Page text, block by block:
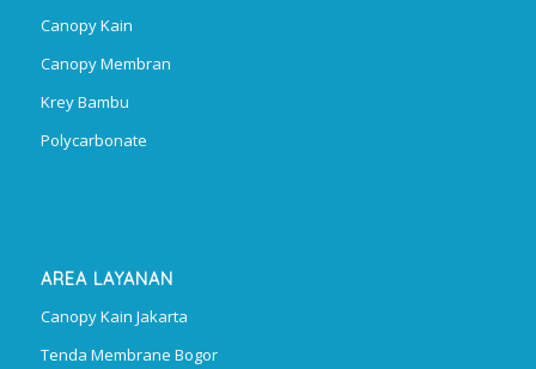
Canopy Kain
Canopy Membran
Krey Bambu
Polycarbonate
AREA LAYANAN
Canopy Kain Jakarta
Tenda Membrane Bogor